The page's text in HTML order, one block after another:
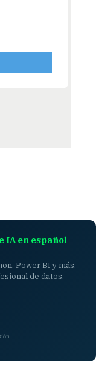
IA en español
Power BI y más.
de datos.